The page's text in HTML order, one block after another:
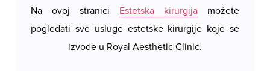
U Royal estetskoj kirurgiji pruža individualni
pristup svakom pacijentu, osiguravajući da
Na ovoj stranici Estetska kirurgija možete
pogledati sve usluge estetske kirurgije koje se
izvode u Royal Aesthetic Clinic.